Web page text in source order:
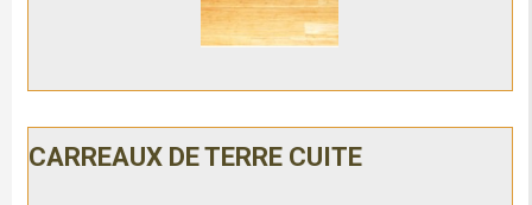
CARREAUX DE TERRE CUITE